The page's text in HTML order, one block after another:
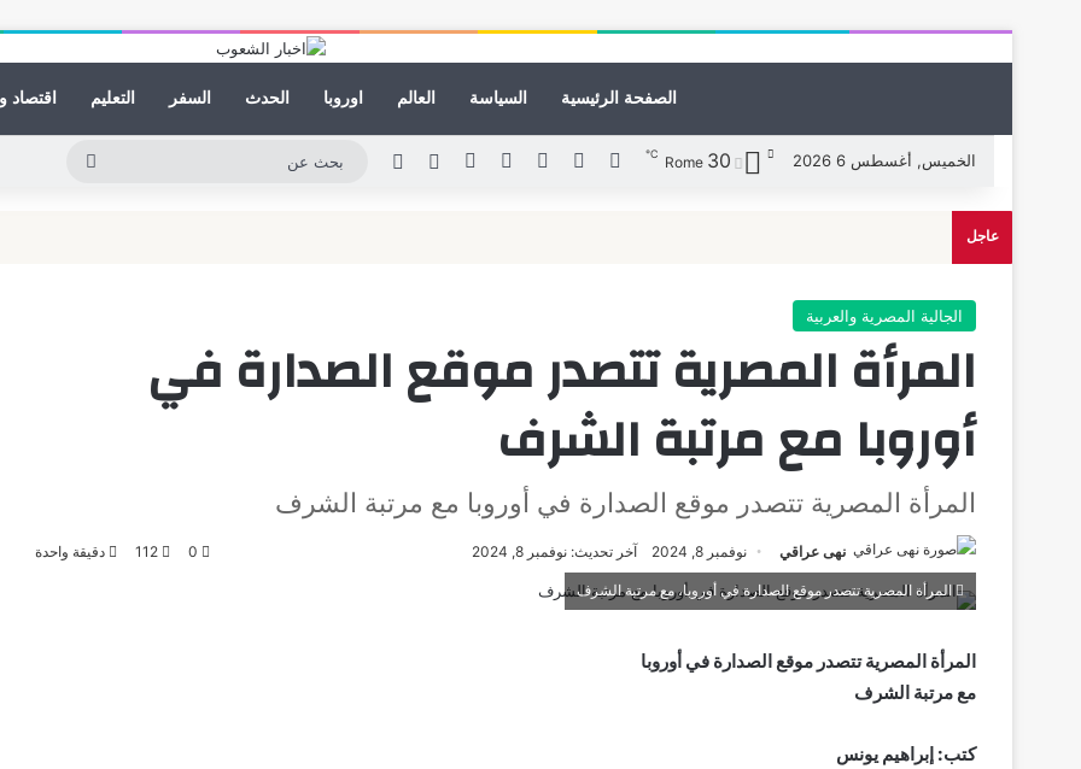
الصفحة الرئيسية السياسة العالم اوروبا الحدث السفر التعليم اقتصاد
الخميس, أغسطس 6 2026 Rome 30
℃ فيسبوك لينكدإنيوتيوب انستقراممقال عشوائي
الوضع المظلم
عاجل
الجالية المصرية والعربية
المرأة المصرية تتصدر موقع الصدارة في
أوروبا مع مرتبة الشرف
المرأة المصرية تتصدر موقع الصدارة في أوروبا مع مرتبة الشرف
نهى عراقي نوفمبر 8, 2024 آخر تحديث: نوفمبر 8, 2024 0
112 دقيقة واحدة
المرأة المصرية تتصدر موقع الصدارة في أوروبا، مع مرتبة الشرف
المرأة المصرية تتصدر موقع الصدارة في أوروبا
مع مرتبة الشرف
كتب: إبراهيم يونس